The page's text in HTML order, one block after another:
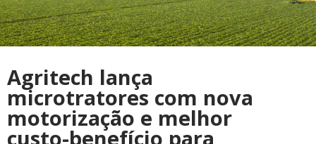
Agritech lança
microtratores com nova
motorização e melhor
custo-benefício para